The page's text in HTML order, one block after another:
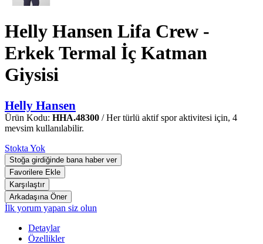
Helly Hansen Lifa Crew -
Erkek Termal İç Katman
Giysisi
Helly Hansen
Ürün Kodu: HHA.48300 / Her türlü aktif spor aktivitesi için, 4
mevsim kullanılabilir.
Stokta Yok
İlk yorum yapan siz olun
Detaylar
Özellikler